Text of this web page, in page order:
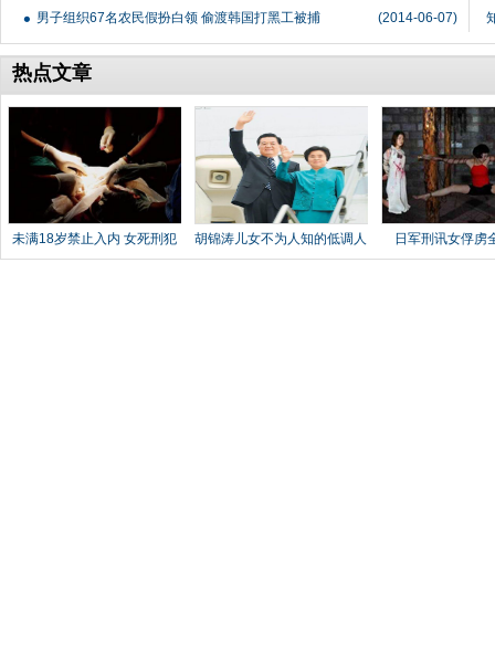
(2014-06-07)
男子组织67名农民假扮白领 偷渡韩国打黑工被捕
热点文章
未满18岁禁止入内 女死刑犯 胡锦涛儿女不为人知的低调人 日军刑讯女俘虏